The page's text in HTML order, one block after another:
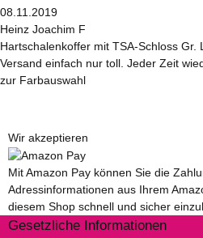
08.11.2019
Heinz Joachim F
Hartschalenkoffer mit TSA-Schloss Gr.
Versand einfach nur toll. Jeder Zeit
zur Farbauswahl
Wir akzeptieren
Mit Amazon Pay können Sie die
Adressinformationen aus Ihrem
diesem Shop schnell und sicher
Gesetzliche Informationen